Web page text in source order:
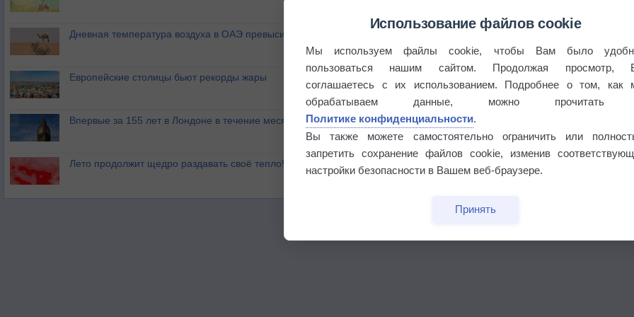
Дневная температура воздуха в ОАЭ превысила +51°
Европейские столицы бьют рекорды жары
Впервые за 155 лет в Лондоне в течение месяца не выпадал дождь
Лето продолжит щедро раздавать своё тепло!
Использование файлов cookie
Мы используем файлы cookie, чтобы Вам было
пользоваться нашим сайтом. Продолжая просмотр,
соглашаетесь с их использованием. Подробнее о том, как
обрабатываем данные, можно прочитать
Политике конфиденциальности.
Вы также можете самостоятельно ограничить или
запретить сохранение файлов cookie, изменив
настройки безопасности в Вашем веб-браузере.
Принять